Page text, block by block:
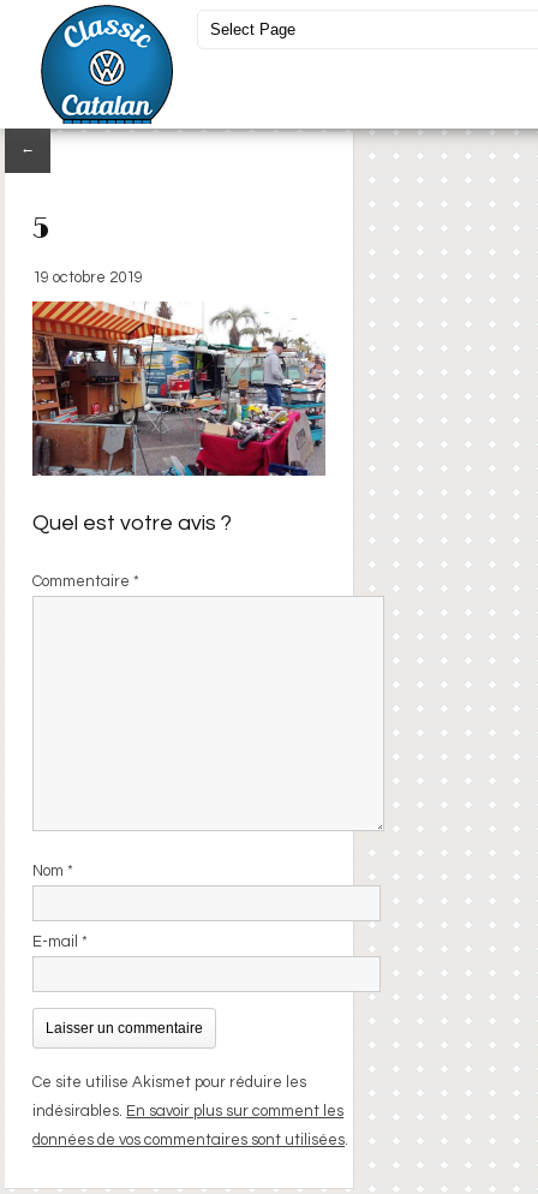
←
5
19 octobre 2019
Quel est votre avis ?
Commentaire*
Nom*
E-mail*
Ce site utilise Akismet pour réduire les
indésirables. En savoir plus sur comment les
données de vos commentaires sont utilisées.